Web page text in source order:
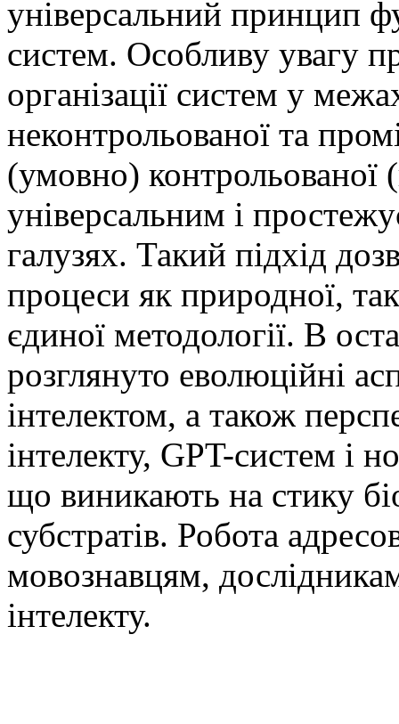
універсальний принцип
систем. Особливу увагу
організації систем у
неконтрольованої та
(умовно) контрольованої
універсальним і
галузях. Такий підхід
процеси як природної, так
єдиної методології. В
розглянуто еволюційні
інтелектом, а також
інтелекту, GPT-систем і
що виникають на стику
субстратів. Робота
мовознавцям,
інтелекту.